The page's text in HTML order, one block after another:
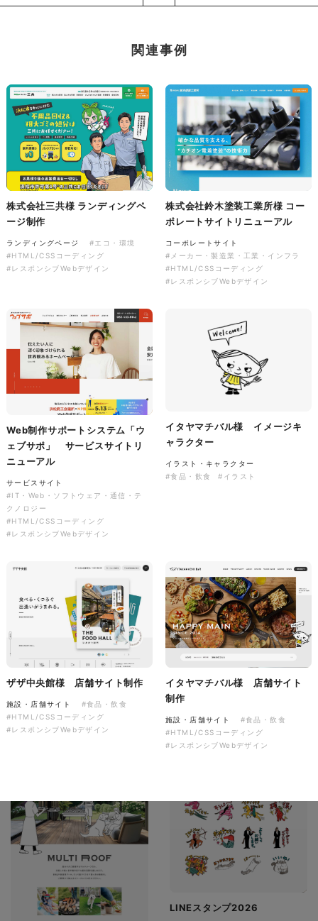
作
#HTML/CSSコーディング
#レスポンシブWebデザイン
株式会社colorful studio様
『かねた忠右衛門』 サービス
サイト制作
#アパレル・ファッション
#HTML/CSSコーディング
#レスポンシブWebデザイン
音楽萬屋Kent様 コーポレート
サイト制作
コーポレートサイト
#専門店・小売
#HTML/CSSコーディング
有限会社ディーズ様 ハンドタ
オルとのしステッカー 新年の
ご挨拶を彩る、オリジナルノベ
ルティ制作。
ノベルティ
#建設・住宅・不動産・インテリア
#イラスト
LINEスタンプ2026
関連事例
株式会社三共様 ランディングペ
ージ制作
ランディングページ
#エコ・環境
#HTML/CSSコーディング
#レスポンシブWebデザイン
株式会社鈴木塗装工業所様 コー
ポレートサイトリニューアル
コーポレートサイト
#メーカー・製造業・工業・インフラ
#HTML/CSSコーディング
#レスポンシブWebデザイン
Web制作サポートシステム「ウ
ェブサポ」 サービスサイトリ
ニューアル
サービスサイト
#IT・Web・ソフトウェア・通信・テ
クノロジー
#HTML/CSSコーディング
#レスポンシブWebデザイン
イタヤマチバル様 イメージキ
ャラクター
イラスト・キャラクター
#食品・飲食
#イラスト
ザザ中央館様 店舗サイト制作
施設・店舗サイト
#食品・飲食
#HTML/CSSコーディング
#レスポンシブWebデザイン
イタヤマチバル様 店舗サイト
制作
施設・店舗サイト
#食品・飲食
#HTML/CSSコーディング
#レスポンシブWebデザイン